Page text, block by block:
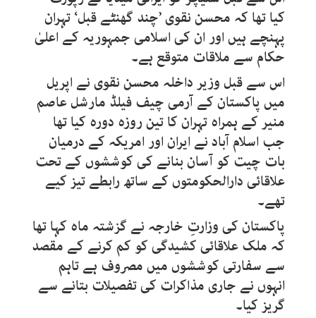
کیا تھا کہ محسن نقوی ’چند گھنٹے قبل‘ تہران
پہنچے ہیں اور ان کی اسلامی جمہوریہ کے اعلیٰ
حکام سے ملاقات متوقع ہے۔
اس سے قبل وزیر داخلہ محسن نقوی نے اپریل
میں پاکستان کے آرمی چیف فیلڈ مارشل عاصم
منیر کے ہمراہ تہران کا تین روزہ دورہ کیا تھا
جب اسلام آباد نے ایران اور امریکہ کے درمیان
بات چیت کو آسان بنانے کی کوششوں کے تحت
علاقائی دارالحکومتوں کے ساتھ رابطے تیز کیے
تھے۔
پاکستان کی وزارتِ خارجہ نے گزشتہ ماہ کہا تھا
کہ ملک علاقائی کشیدگی کو کم کرنے کے مقصد
سے سفارتی کوششوں میں مصروف ہے تاہم
انہوں نے جاری مذاکرات کی تفصیلات بتانے سے
گریز کیا۔